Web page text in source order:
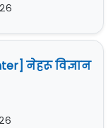
नेहरू विज्ञान